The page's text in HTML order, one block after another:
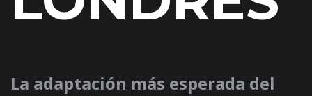
La adaptación más esperada del